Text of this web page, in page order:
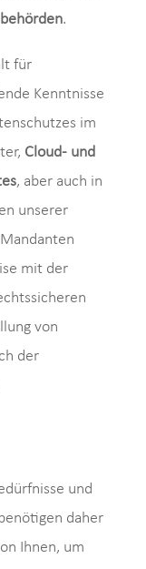
.
für
Kenntnisse
im
Cloud-und
, aber auch in
unserer
mit der
von
der
und
daher
Ihnen, um